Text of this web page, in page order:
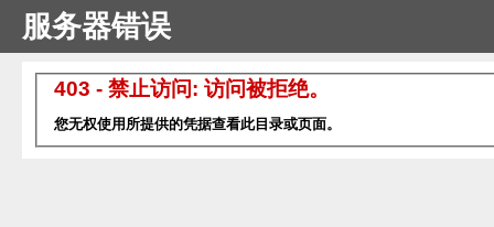
服务器错误
403 - 禁止访问: 访问被拒绝。
您无权使用所提供的凭据查看此目录或页面。